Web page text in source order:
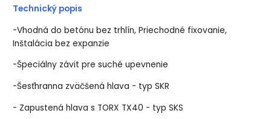
Technický popis
-Vhodná do betónu bez trhlín, Priechodné fixovanie,
Inštalácia bez expanzie
-Špeciálny závit pre suché upevnenie
-Šesťhranna zväčšená hlava - typ SKR
- Zapustená hlava s TORX TX40 - typ SKS